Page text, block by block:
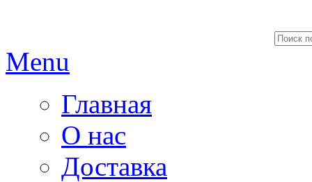
Menu
Главная
О нас
Доставка